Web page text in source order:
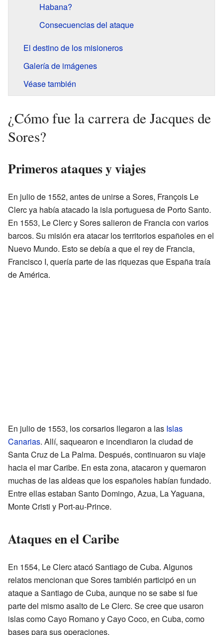
Habana?
Consecuencias del ataque
El destino de los misioneros
Galería de imágenes
Véase también
¿Cómo fue la carrera de Jacques de
Sores?
Primeros ataques y viajes
En julio de 1552, antes de unirse a Sores, François Le
Clerc ya había atacado la isla portuguesa de Porto Santo.
En 1553, Le Clerc y Sores salieron de Francia con varios
barcos. Su misión era atacar los territorios españoles en el
Nuevo Mundo. Esto se debía a que el rey de Francia,
Francisco I, quería parte de las riquezas que España traía
de América.
En julio de 1553, los corsarios llegaron a las Islas
Canarias. Allí, saquearon e incendiaron la ciudad de
Santa Cruz de La Palma. Después, continuaron su viaje
hacia el mar Caribe. En esta zona, atacaron y quemaron
muchas de las aldeas que los españoles habían fundado.
Entre ellas estaban Santo Domingo, Azua, La Yaguana,
Monte Cristi y Port-au-Prince.
Ataques en el Caribe
En 1554, Le Clerc atacó Santiago de Cuba. Algunos
relatos mencionan que Sores también participó en un
ataque a Santiago de Cuba, aunque no se sabe si fue
parte del mismo asalto de Le Clerc. Se cree que usaron
islas como Cayo Romano y Cayo Coco, en Cuba, como
bases para sus operaciones.